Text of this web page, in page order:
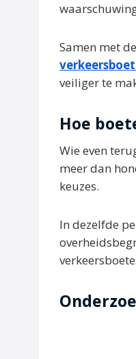
Samen met
veiliger te
Hoe
Wie even
meer dan
keuzes.
In dezelfde